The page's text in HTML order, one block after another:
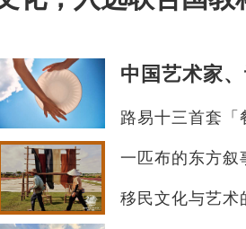
路易十三首套「
一匹布的东方
移民文化与艺术